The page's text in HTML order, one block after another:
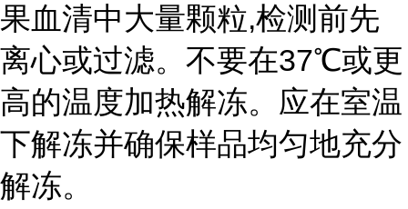
果血清中大量颗粒,检测前先
离心或过滤。不要在37℃或更
高的温度加热解冻。应在室温
下解冻并确保样品均匀地充分
解冻。